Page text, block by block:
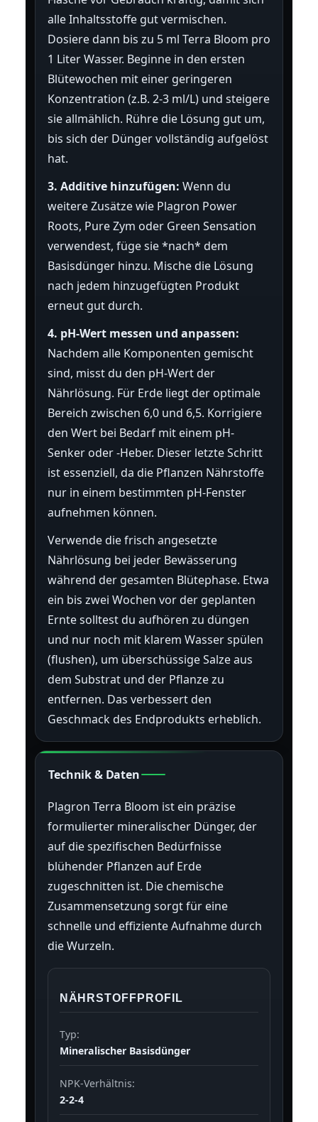
alle Inhaltsstoffe gut vermischen.
Dosiere dann bis zu 5 ml Terra Bloom pro
1 Liter Wasser. Beginne in den ersten
Blütewochen mit einer geringeren
Konzentration (z.B. 2-3 ml/L) und steigere
sie allmählich. Rühre die Lösung gut um,
bis sich der Dünger vollständig aufgelöst
hat.
3. Additive hinzufügen: Wenn du
weitere Zusätze wie Plagron Power
Roots, Pure Zym oder Green Sensation
verwendest, füge sie *nach* dem
Basisdünger hinzu. Mische die Lösung
nach jedem hinzugefügten Produkt
erneut gut durch.
4. pH-Wert messen und anpassen:
Nachdem alle Komponenten gemischt
sind, misst du den pH-Wert der
Nährlösung. Für Erde liegt der optimale
Bereich zwischen 6,0 und 6,5. Korrigiere
den Wert bei Bedarf mit einem pH-
Senker oder -Heber. Dieser letzte Schritt
ist essenziell, da die Pflanzen Nährstoffe
nur in einem bestimmten pH-Fenster
aufnehmen können.
Verwende die frisch angesetzte
Nährlösung bei jeder Bewässerung
während der gesamten Blütephase. Etwa
ein bis zwei Wochen vor der geplanten
Ernte solltest du aufhören zu düngen
und nur noch mit klarem Wasser spülen
(flushen), um überschüssige Salze aus
dem Substrat und der Pflanze zu
entfernen. Das verbessert den
Geschmack des Endprodukts erheblich.
Technik & Daten
Plagron Terra Bloom ist ein präzise
formulierter mineralischer Dünger, der
auf die spezifischen Bedürfnisse
blühender Pflanzen auf Erde
zugeschnitten ist. Die chemische
Zusammensetzung sorgt für eine
schnelle und effiziente Aufnahme durch
die Wurzeln.
NÄHRSTOFFPROFIL
Typ:
Mineralischer Basisdünger
NPK-Verhältnis:
2-2-4